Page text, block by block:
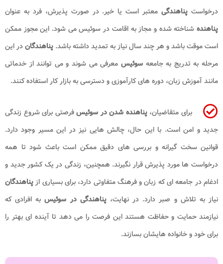
درخواست پناهندگیمعتبر است یا خیر. در صورت پذیرش، فرد به عنوان
پناهنده شناخته شده و مجاز به اقامت در سوئیس می شود. این مجوز ممکن
است موقت باشد و هر چند سال نیاز به تمدید داشته باشد. پناهندگاندر این
مرحله به تدریج به جامعهسوئیس معرفی می شوند و می توانند از خدماتی
مانند آموزش زبان، دوره های کارآموزی و دسترسی به بازار کار استفاده کنند.
برای متقاضیان،پناهنده شدن در سوئیسفرصتی برای شروع زندگی
جدید و امن است. با این حال، چالش هایی نیز در این مسیر وجود دارد.
قوانین سخت گیرانه و بررسی های دقیق ممکن است باعث شود تا همه
درخواست ها مورد پذیرش قرار نگیرند. همچنین، زندگی در یک کشور جدید و
ادغام در جامعه ای که زبان و فرهنگ متفاوتی دارد، برای بسیاری ازپناهندگان
نیاز به تلاش و صبر دارد. در نهایت،پناهندگی در سوئیسبه افرادی که
نیازمند حمایت و حفاظت هستند این فرصت را می دهد تا آینده ای بهتر را
برای خود و خانواده هایشان بسازند.